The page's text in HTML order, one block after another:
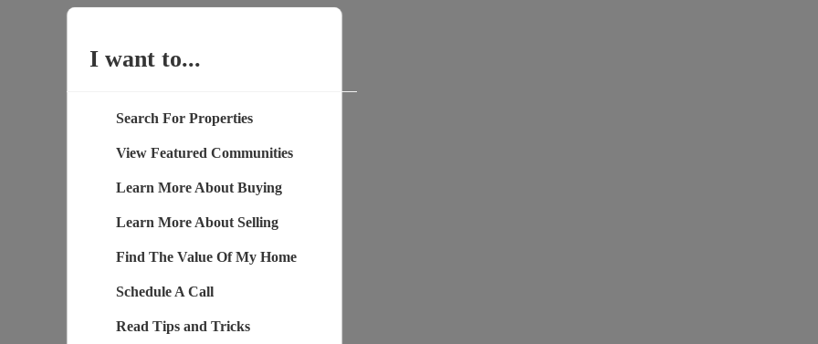
I want to...
Search For Properties
View Featured Communities
Learn More About Buying
Learn More About Selling
Find The Value Of My Home
Schedule A Call
Read Tips and Tricks